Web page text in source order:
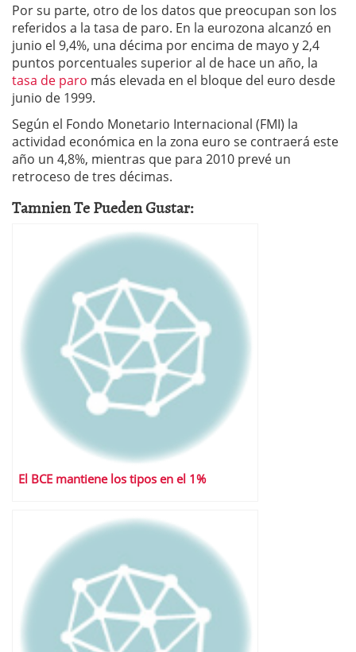
Por su parte, otro de los datos que preocupan son los
referidos a la tasa de paro. En la eurozona alcanzó en
junio el 9,4%, una décima por encima de mayo y 2,4
puntos porcentuales superior al de hace un año, la
tasa de paro más elevada en el bloque del euro desde
junio de 1999.
Según el Fondo Monetario Internacional (FMI) la
actividad económica en la zona euro se contraerá este
año un 4,8%, mientras que para 2010 prevé un
retroceso de tres décimas.
Tamnien Te Pueden Gustar:
El BCE mantiene los tipos en el 1%